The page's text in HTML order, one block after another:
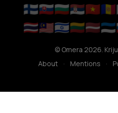
🇫🇮🇸🇰🇧🇬🇷🇸🇻🇳🇦🇩
🇹🇭🇲🇾🇮🇱🇱🇹🇱🇻🇪🇪
© Omera 2026.
About
· Mentions ·